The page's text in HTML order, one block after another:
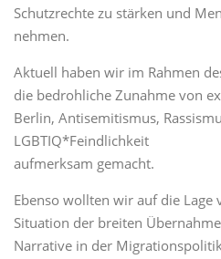
Schutzrechte zu stärken und
nehmen.
Aktuell haben wir im Rahmen
die bedrohliche Zunahme von
Berlin, Antisemitismus,
LGBTIQ*Feindlichkeit
aufmerksam gemacht.
Ebenso wollten wir auf die Lage
Situation der breiten
Narrative in der